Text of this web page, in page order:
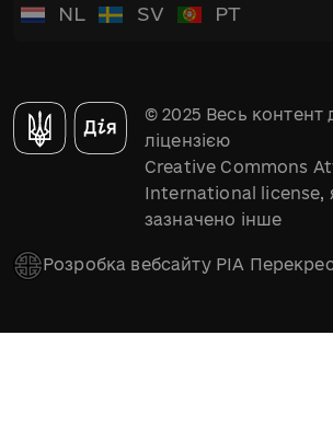
NL SV PT
© 2025 Весь контент
ліцензією
Creative Commons
International license,
зазначено інше
Розробка вебсайту РІА